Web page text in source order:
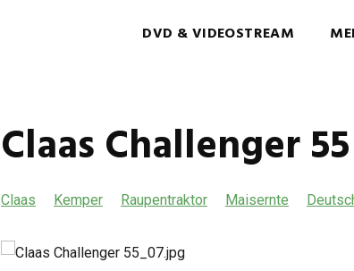
DVD & VIDEOSTREAM
Claas Challenger
Claas Kemper Raupentraktor Maisernte